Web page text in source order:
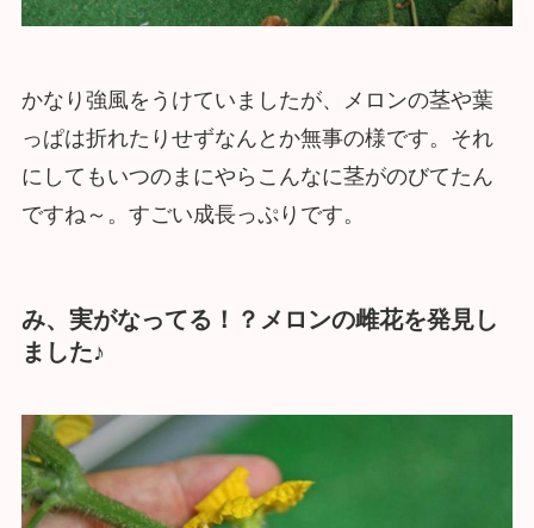
かなり強風をうけていましたが、メロンの茎や葉
っぱは折れたりせずなんとか無事の様です。それ
にしてもいつのまにやらこんなに茎がのびてたん
ですね～。すごい成長っぷりです。
み、実がなってる！？メロンの雌花を発見し
ました♪